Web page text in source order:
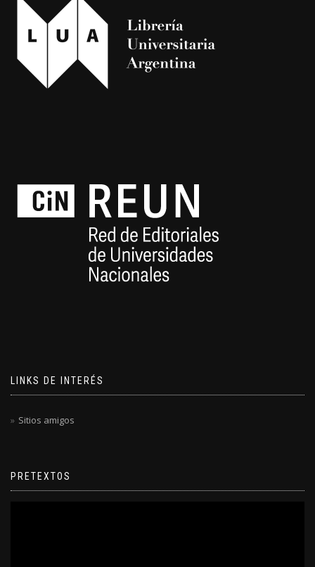
LINKS DE INTERÉS
Sitios amigos
PRETEXTOS